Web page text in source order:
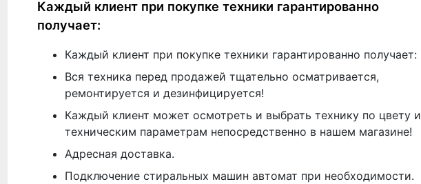
Каждый клиент при покупке техники гарантированно
получает:
Каждый клиент при покупке техники гарантированно получает:
Вся техника перед продажей тщательно осматривается,
ремонтируется и дезинфицируется!
Каждый клиент может осмотреть и выбрать технику по цвету и
техническим параметрам непосредственно в нашем магазине!
Адресная доставка.
Подключение стиральных машин автомат при необходимости.